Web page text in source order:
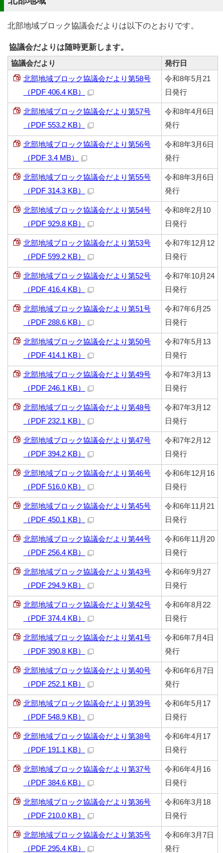
北部地域ブロック協議会だよりは以下のとおりです。
協議会だよりは随時更新します。
協議会だより
発行日
北部地域ブロック協議会だより第58号
（PDF 406.4 KB）
令和8年5月21
日発行
北部地域ブロック協議会だより第57号
（PDF 553.2 KB）
令和8年4月6日
発行
北部地域ブロック協議会だより第56号
（PDF 3.4 MB）
令和8年3月6日
発行
北部地域ブロック協議会だより第55号
（PDF 314.3 KB）
令和8年3月6日
発行
北部地域ブロック協議会だより第54号
（PDF 929.8 KB）
令和8年2月10
日発行
北部地域ブロック協議会だより第53号
（PDF 599.2 KB）
令和7年12月12
日発行
北部地域ブロック協議会だより第52号
（PDF 416.4 KB）
令和7年10月24
日発行
北部地域ブロック協議会だより第51号
（PDF 288.6 KB）
令和7年6月25
日発行
北部地域ブロック協議会だより第50号
（PDF 414.1 KB）
令和7年5月13
日発行
北部地域ブロック協議会だより第49号
（PDF 246.1 KB）
令和7年3月13
日発行
北部地域ブロック協議会だより第48号
（PDF 232.1 KB）
令和7年3月12
日発行
北部地域ブロック協議会だより第47号
（PDF 394.2 KB）
令和7年2月12
日発行
北部地域ブロック協議会だより第46号
（PDF 516.0 KB）
令和6年12月16
日発行
北部地域ブロック協議会だより第45号
（PDF 450.1 KB）
令和6年11月21
日発行
北部地域ブロック協議会だより第44号
（PDF 256.4 KB）
令和6年11月20
日発行
北部地域ブロック協議会だより第43号
（PDF 294.9 KB）
令和6年9月27
日発行
北部地域ブロック協議会だより第42号
（PDF 374.4 KB）
令和6年8月22
日発行
北部地域ブロック協議会だより第41号
（PDF 390.8 KB）
令和6年7月4日
発行
北部地域ブロック協議会だより第40号
（PDF 252.1 KB）
令和6年6月7日
発行
北部地域ブロック協議会だより第39号
（PDF 548.9 KB）
令和6年5月17
日発行
北部地域ブロック協議会だより第38号
（PDF 191.1 KB）
令和6年4月17
日発行
北部地域ブロック協議会だより第37号
（PDF 384.6 KB）
令和6年4月16
日発行
北部地域ブロック協議会だより第36号
（PDF 210.0 KB）
令和6年3月18
日発行
北部地域ブロック協議会だより第35号
（PDF 295.4 KB）
令和6年3月7日
発行